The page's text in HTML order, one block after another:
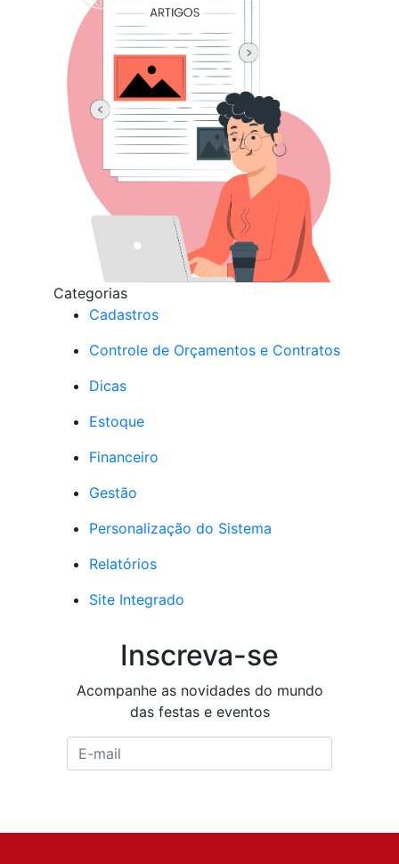
Categorias
Cadastros
Controle de Orçamentos e Contratos
Dicas
Estoque
Financeiro
Gestão
Personalização do Sistema
Relatórios
Site Integrado
Inscreva-se
Acompanhe as novidades do mundo
das festas e eventos